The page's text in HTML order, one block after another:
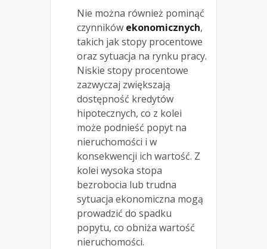
Nie można również pominąć
czynników ekonomicznych,
takich jak stopy procentowe
oraz sytuacja na rynku pracy.
Niskie stopy procentowe
zazwyczaj zwiększają
dostępność kredytów
hipotecznych, co z kolei
może podnieść popyt na
nieruchomości i w
konsekwencji ich wartość. Z
kolei wysoka stopa
bezrobocia lub trudna
sytuacja ekonomiczna mogą
prowadzić do spadku
popytu, co obniża wartość
nieruchomości.